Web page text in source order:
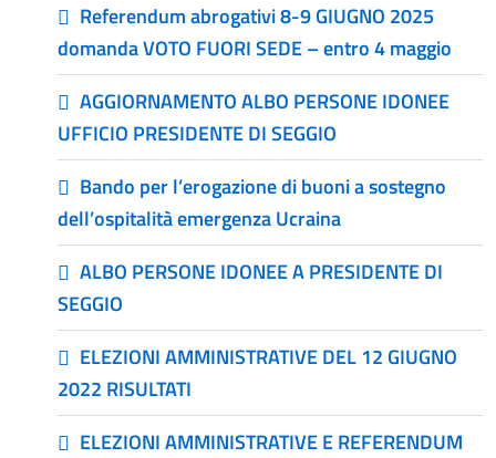
Referendum abrogativi 8-9 GIUGNO 2025
domanda VOTO FUORI SEDE – entro 4 maggio
AGGIORNAMENTO ALBO PERSONE IDONEE
UFFICIO PRESIDENTE DI SEGGIO
Bando per l’erogazione di buoni a sostegno
dell’ospitalità emergenza Ucraina
ALBO PERSONE IDONEE A PRESIDENTE DI
SEGGIO
ELEZIONI AMMINISTRATIVE DEL 12 GIUGNO
2022 RISULTATI
ELEZIONI AMMINISTRATIVE E REFERENDUM